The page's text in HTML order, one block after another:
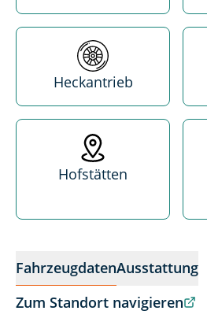
FahrzeugdatenAusstattung
Zum Standort navigieren
Antrieb
Heckantrieb
Standort
Hofstätten